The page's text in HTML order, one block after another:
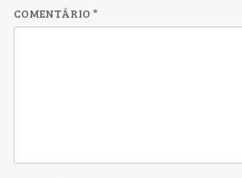
COMENTÁRIO *